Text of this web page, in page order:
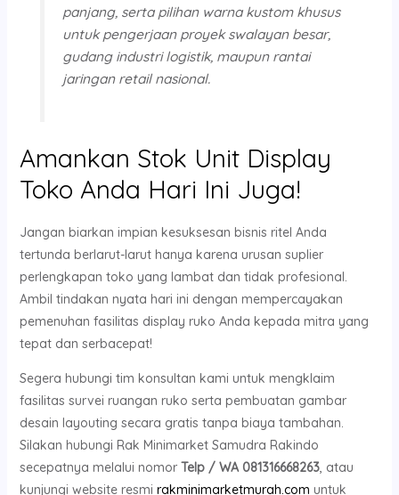
panjang, serta pilihan warna kustom khusus
untuk pengerjaan proyek swalayan besar,
gudang industri logistik, maupun rantai
jaringan retail nasional.
Amankan Stok Unit Display
Toko Anda Hari Ini Juga!
Jangan biarkan impian kesuksesan bisnis ritel Anda
tertunda berlarut-larut hanya karena urusan suplier
perlengkapan toko yang lambat dan tidak profesional.
Ambil tindakan nyata hari ini dengan mempercayakan
pemenuhan fasilitas display ruko Anda kepada mitra yang
tepat dan serbacepat!
Segera hubungi tim konsultan kami untuk mengklaim
fasilitas survei ruangan ruko serta pembuatan gambar
desain layouting secara gratis tanpa biaya tambahan.
Silakan hubungi Rak Minimarket Samudra Rakindo
secepatnya melalui nomor Telp / WA 081316668263, atau
kunjungi website resmi rakminimarketmurah.com untuk